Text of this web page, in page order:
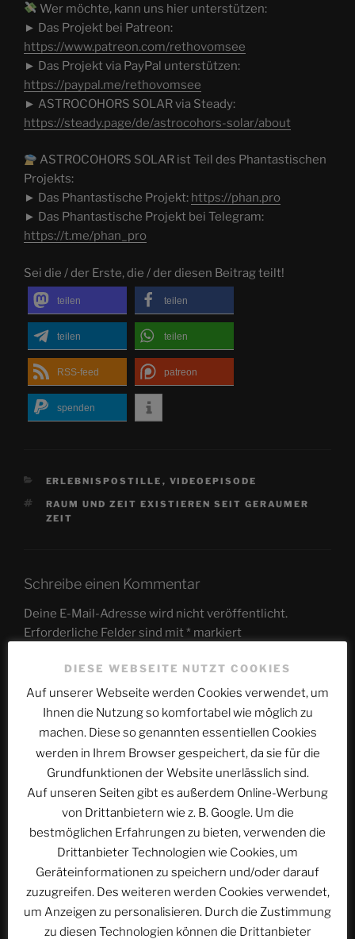
Wer möchte, kann uns hier unterstützen:
► Das Projekt bei Patreon:
https://www.patreon.com/rethovomsee
► Das Projekt via PayPal unterstützen:
https://paypal.me/rethovomsee
► ASTROCOHORS SOLAR via Steady:
https://steady.page/de/astrocohors-solar/about
ASTROCOHORS SOLAR ist Teil des Phantastischen
Projekts:
► Das Phantastische Projekt: https://phan.pro
► Das Phantastische Projekt bei Telegram:
https://t.me/phan_pro
Sei die / der Erste, die / der diesen Beitrag teilt!
teilen teilen
teilen teilen
RSS-feed patreon
spenden
KATEGORIEN
ERLEBNISPOSTILLE , VIDEOEPISODE
SCHLAGWÖRTER
RAUM UND ZEIT EXISTIEREN SEIT GERAUMER
ZEIT
Schreibe einen Kommentar
Deine E-Mail-Adresse wird nicht veröffentlicht.
Erforderliche Felder sind mit* markiert
Kommentar*
DIESE WEBSEITE NUTZT COOKIES
Auf unserer Webseite werden Cookies verwendet, um
Ihnen die Nutzung so komfortabel wie möglich zu
machen. Diese so genannten essentiellen Cookies
werden in Ihrem Browser gespeichert, da sie für die
Grundfunktionen der Website unerlässlich sind.
Auf unseren Seiten gibt es außerdem Online-Werbung
von Drittanbietern wie z. B. Google. Um die
bestmöglichen Erfahrungen zu bieten, verwenden die
Drittanbieter Technologien wie Cookies, um
Geräteinformationen zu speichern und/oder darauf
zuzugreifen. Des weiteren werden Cookies verwendet,
um Anzeigen zu personalisieren. Durch die Zustimmung
zu diesen Technologien können die Drittanbieter